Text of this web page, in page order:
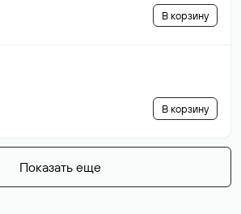
В корзину
В корзину
Показать еще